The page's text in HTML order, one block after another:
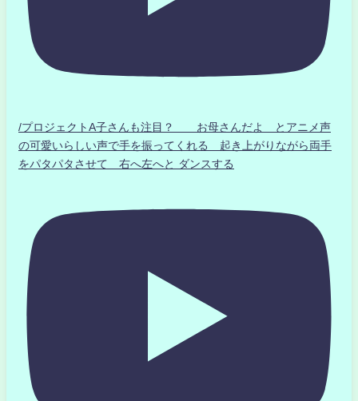
/プロジェクトA子さんも注目？ お母さんだよ とアニメ声
の可愛いらしい声で手を振ってくれる 起き上がりながら両手
をパタパタさせて 右へ左へと ダンスする